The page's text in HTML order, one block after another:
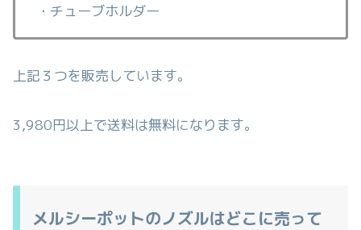
・チューブホルダー
上記３つを販売しています。
3,980円以上で送料は無料になります。
メルシーポットのノズルはどこに売って